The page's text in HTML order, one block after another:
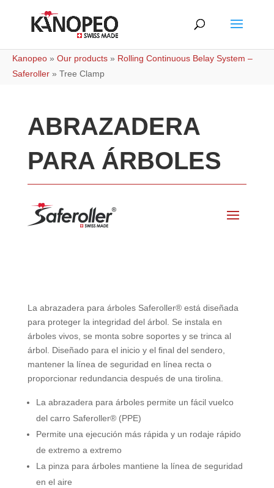
Kanopeo » Our products » Rolling Continuous Belay System –
Saferoller » Tree Clamp
ABRAZADERA
PARA ÁRBOLES
La abrazadera para árboles Saferoller® está diseñada
para proteger la integridad del árbol. Se instala en
árboles vivos, se monta sobre soportes y se trinca al
árbol. Diseñado para el inicio y el final del sendero,
mantener la línea de seguridad en línea recta o
proporcionar redundancia después de una tirolina.
La abrazadera para árboles permite un fácil vuelco
del carro Saferoller® (PPE)
Permite una ejecución más rápida y un rodaje rápido
de extremo a extremo
La pinza para árboles mantiene la línea de seguridad
en el aire